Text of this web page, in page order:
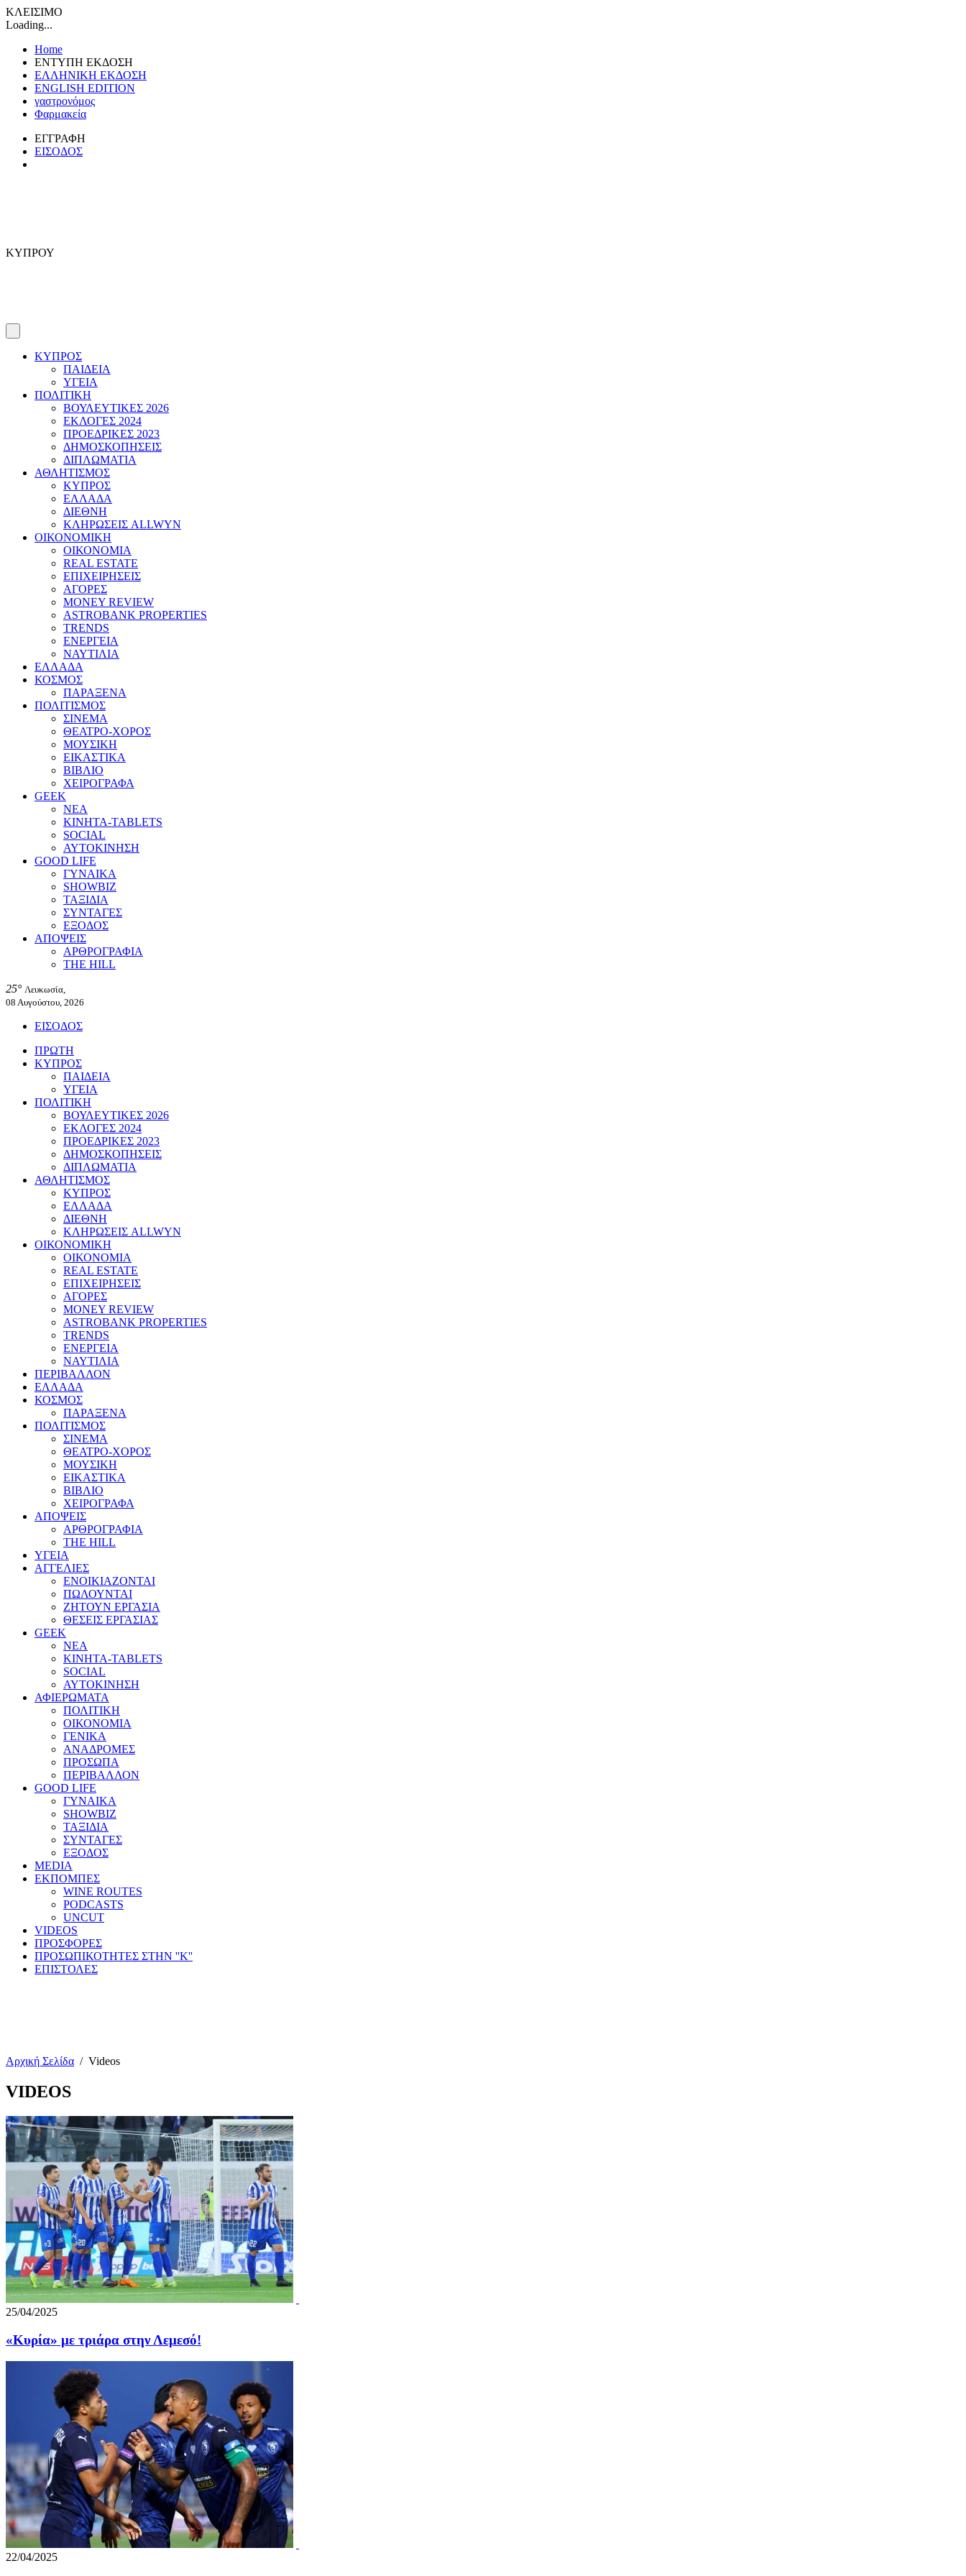
ΚΛΕΙΣΙΜΟ
Loading...
Home
ΕΝΤΥΠΗ ΕΚΔΟΣΗ
ΕΛΛΗΝΙΚΗ ΕΚΔΟΣΗ
ENGLISH EDITION
γαστρονόμος
Φαρμακεία
ΕΓΓΡΑΦΗ
ΕΙΣΟΔΟΣ
ΚΥΠΡΟΥ
ΚΥΠΡΟΣ
ΠΑΙΔΕΙΑ
ΥΓΕΙΑ
ΠΟΛΙΤΙΚΗ
ΒΟΥΛΕΥΤΙΚΕΣ 2026
ΕΚΛΟΓΕΣ 2024
ΠΡΟΕΔΡΙΚΕΣ 2023
ΔΗΜΟΣΚΟΠΗΣΕΙΣ
ΔΙΠΛΩΜΑΤΙΑ
ΑΘΛΗΤΙΣΜΟΣ
ΚΥΠΡΟΣ
ΕΛΛΑΔΑ
ΔΙΕΘΝΗ
ΚΛΗΡΩΣΕΙΣ ALLWYN
ΟΙΚΟΝΟΜΙΚΗ
ΟΙΚΟΝΟΜΙΑ
REAL ESTATE
ΕΠΙΧΕΙΡΗΣΕΙΣ
ΑΓΟΡΕΣ
MONEY REVIEW
ASTROBANK PROPERTIES
TRENDS
ΕΝΕΡΓΕΙΑ
ΝΑΥΤΙΛΙΑ
ΕΛΛΑΔΑ
ΚΟΣΜΟΣ
ΠΑΡΑΞΕΝΑ
ΠΟΛΙΤΙΣΜΟΣ
ΣΙΝΕΜΑ
ΘΕΑΤΡΟ-ΧΟΡΟΣ
ΜΟΥΣΙΚΗ
ΕΙΚΑΣΤΙΚΑ
ΒΙΒΛΙΟ
ΧΕΙΡΟΓΡΑΦΑ
GEEK
ΝΕΑ
ΚΙΝΗΤΑ-TABLETS
SOCIAL
ΑΥΤΟΚΙΝΗΣΗ
GOOD LIFE
ΓΥΝΑΙΚΑ
SHOWBIZ
ΤΑΞΙΔΙΑ
ΣΥΝΤΑΓΕΣ
ΕΞΟΔΟΣ
ΑΠΟΨΕΙΣ
ΑΡΘΡΟΓΡΑΦΙΑ
THE HILL
25° Λευκωσία,
08 Αυγούστου, 2026
ΕΙΣΟΔΟΣ
ΠΡΩΤΗ
ΚΥΠΡΟΣ
ΠΑΙΔΕΙΑ
ΥΓΕΙΑ
ΠΟΛΙΤΙΚΗ
ΒΟΥΛΕΥΤΙΚΕΣ 2026
ΕΚΛΟΓΕΣ 2024
ΠΡΟΕΔΡΙΚΕΣ 2023
ΔΗΜΟΣΚΟΠΗΣΕΙΣ
ΔΙΠΛΩΜΑΤΙΑ
ΑΘΛΗΤΙΣΜΟΣ
ΚΥΠΡΟΣ
ΕΛΛΑΔΑ
ΔΙΕΘΝΗ
ΚΛΗΡΩΣΕΙΣ ALLWYN
ΟΙΚΟΝΟΜΙΚΗ
ΟΙΚΟΝΟΜΙΑ
REAL ESTATE
ΕΠΙΧΕΙΡΗΣΕΙΣ
ΑΓΟΡΕΣ
MONEY REVIEW
ASTROBANK PROPERTIES
TRENDS
ΕΝΕΡΓΕΙΑ
ΝΑΥΤΙΛΙΑ
ΠΕΡΙΒΑΛΛΟΝ
ΕΛΛΑΔΑ
ΚΟΣΜΟΣ
ΠΑΡΑΞΕΝΑ
ΠΟΛΙΤΙΣΜΟΣ
ΣΙΝΕΜΑ
ΘΕΑΤΡΟ-ΧΟΡΟΣ
ΜΟΥΣΙΚΗ
ΕΙΚΑΣΤΙΚΑ
ΒΙΒΛΙΟ
ΧΕΙΡΟΓΡΑΦΑ
ΑΠΟΨΕΙΣ
ΑΡΘΡΟΓΡΑΦΙΑ
THE HILL
ΥΓΕΙΑ
ΑΓΓΕΛΙΕΣ
ΕΝΟΙΚΙΑΖΟΝΤΑΙ
ΠΩΛΟΥΝΤΑΙ
ΖΗΤΟΥΝ ΕΡΓΑΣΙΑ
ΘΕΣΕΙΣ ΕΡΓΑΣΙΑΣ
GEEK
ΝΕΑ
ΚΙΝΗΤΑ-TABLETS
SOCIAL
ΑΥΤΟΚΙΝΗΣΗ
ΑΦΙΕΡΩΜΑΤΑ
ΠΟΛΙΤΙΚΗ
ΟΙΚΟΝΟΜΙΑ
ΓΕΝΙΚΑ
ΑΝΑΔΡΟΜΕΣ
ΠΡΟΣΩΠΑ
ΠΕΡΙΒΑΛΛΟΝ
GOOD LIFE
ΓΥΝΑΙΚΑ
SHOWBIZ
ΤΑΞΙΔΙΑ
ΣΥΝΤΑΓΕΣ
ΕΞΟΔΟΣ
MEDIA
ΕΚΠΟΜΠΕΣ
WINE ROUTES
PODCASTS
UNCUT
VIDEOS
ΠΡΟΣΦΟΡΕΣ
ΠΡΟΣΩΠΙΚΟΤΗΤΕΣ ΣΤΗΝ ''Κ''
ΕΠΙΣΤΟΛΕΣ
Αρχική Σελίδα / Videos
VIDEOS
25/04/2025
«Κυρία» με τριάρα στην Λεμεσό!
22/04/2025